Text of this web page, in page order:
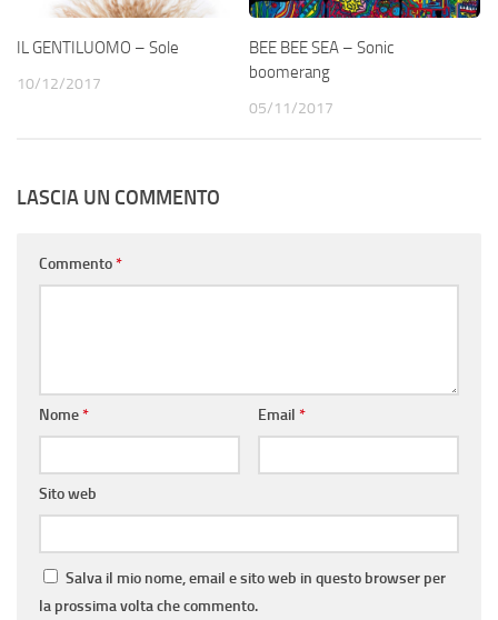
IL GENTILUOMO – Sole
10/12/2017
BEE BEE SEA – Sonic
boomerang
05/11/2017
LASCIA UN COMMENTO
Commento*
Nome* Email *
Sito web
Salva il mio nome, email e sito web in questo browser per
la prossima volta che commento.